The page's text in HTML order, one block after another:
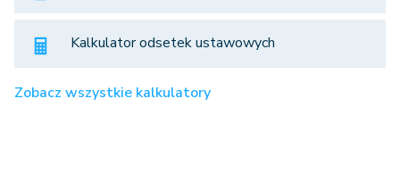
Kalkulator odsetek ustawowych
Zobacz wszystkie kalkulatory